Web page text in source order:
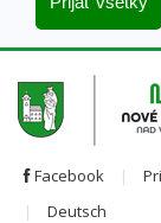
Facebook
Deutsch